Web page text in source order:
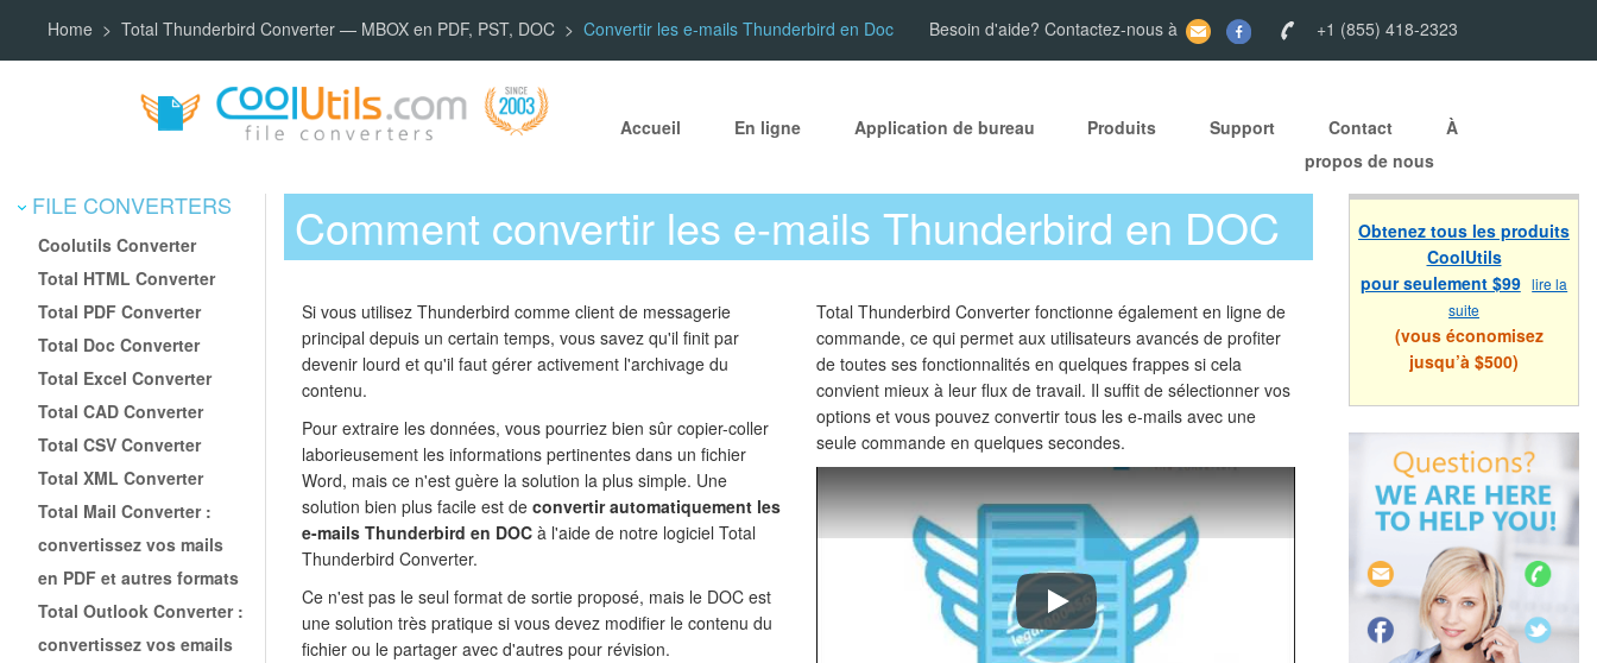
Home Total Thunderbird Converter — MBOX en PDF, PST, DOC Convertir les e-mails Thunderbird en Doc Besoin d'aide? Contactez-nous à +1 (855) 418-2323
Accueil En ligne Application de bureau Produits Support Contact
À
propos de nous
FILE CONVERTERS
Coolutils Converter
Total HTML Converter
Total PDF Converter
Total Doc Converter
Total Excel Converter
Total CAD Converter
Total CSV Converter
Total XML Converter
Total Mail Converter :
convertissez vos mails
en PDF et autres formats
Total Outlook Converter :
convertissez vos emails
Comment convertir les e-mails Thunderbird en DOC
Si vous utilisez Thunderbird comme client de messagerie
principal depuis un certain temps, vous savez qu'il finit par
devenir lourd et qu'il faut gérer activement l'archivage du
contenu.
Pour extraire les données, vous pourriez bien sûr copier-coller
laborieusement les informations pertinentes dans un fichier
Word, mais ce n'est guère la solution la plus simple. Une
solution bien plus facile est de convertir automatiquement les
e-mails Thunderbird en DOC à l'aide de notre logiciel Total
Thunderbird Converter.
Ce n'est pas le seul format de sortie proposé, mais le DOC est
une solution très pratique si vous devez modifier le contenu du
fichier ou le partager avec d'autres pour révision.
Total Thunderbird Converter fonctionne également en ligne de
commande, ce qui permet aux utilisateurs avancés de profiter
de toutes ses fonctionnalités en quelques frappes si cela
convient mieux à leur flux de travail. Il suffit de sélectionner vos
options et vous pouvez convertir tous les e-mails avec une
seule commande en quelques secondes.
Total Thunderbird Converter Video Introduction
Obtenez tous les produits
CoolUtils
pour seulement $99 lire la
suite
(vous économisez
jusqu’à $500)